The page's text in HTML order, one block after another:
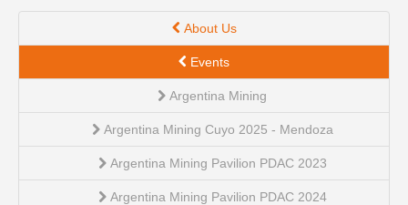
About Us
Events
Argentina Mining
Argentina Mining Cuyo 2025 - Mendoza
Argentina Mining Pavilion PDAC 2023
Argentina Mining Pavilion PDAC 2024